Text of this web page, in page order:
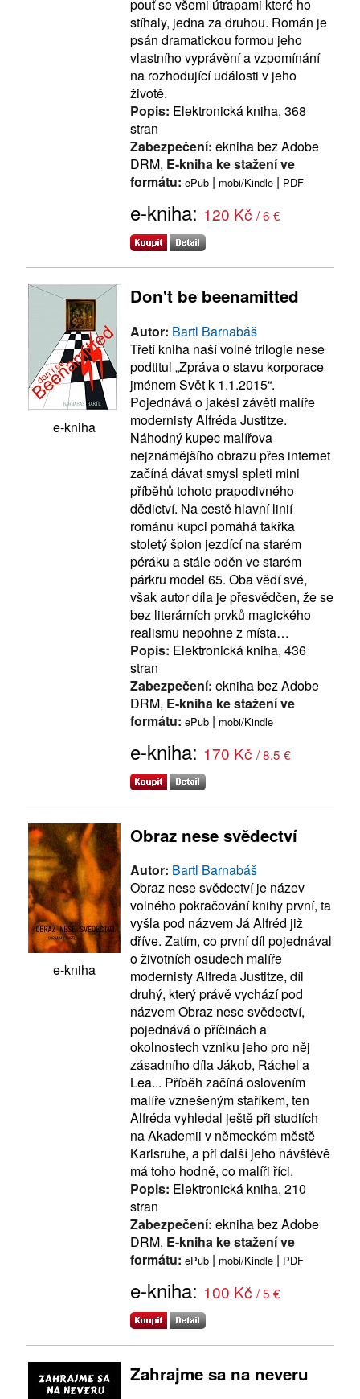
pouť se všemi útrapami které ho
stíhaly, jedna za druhou. Román je
psán dramatickou formou jeho
vlastního vyprávění a vzpomínání
na rozhodující události v jeho
životě.
Popis: Elektronická kniha, 368
stran
Zabezpečení: ekniha bez Adobe
DRM, E-kniha ke stažení ve
formátu: ePub | mobi/Kindle | PDF
e-kniha: 120 Kč / 6 €
e-kniha
Don't be beenamitted
Autor: Bartl Barnabáš
Třetí kniha naší volné trilogie nese
podtitul „Zpráva o stavu korporace
jménem Svět k 1.1.2015“.
Pojednává o jakési závěti malíře
modernisty Alfréda Justitze.
Náhodný kupec malířova
nejznámějšího obrazu přes internet
začíná dávat smysl spleti mini
příběhů tohoto prapodivného
dědictví. Na cestě hlavní linií
románu kupci pomáhá takřka
stoletý špion jezdící na starém
péráku a stále oděn ve starém
párkru model 65. Oba vědí své,
však autor díla je přesvědčen, že se
bez literárních prvků magického
realismu nepohne z místa…
Popis: Elektronická kniha, 436
stran
Zabezpečení: ekniha bez Adobe
DRM, E-kniha ke stažení ve
formátu: ePub | mobi/Kindle
e-kniha: 170 Kč / 8.5 €
e-kniha
Obraz nese svědectví
Autor: Bartl Barnabáš
Obraz nese svědectví je název
volného pokračování knihy první, ta
vyšla pod názvem Já Alfréd již
dříve. Zatím, co první díl pojednával
o životních osudech malíře
modernisty Alfreda Justitze, díl
druhý, který právě vychází pod
názvem Obraz nese svědectví,
pojednává o příčinách a
okolnostech vzniku jeho pro něj
zásadního díla Jákob, Ráchel a
Lea... Příběh začíná oslovením
malíře vznešeným staříkem, ten
Alfréda vyhledal ještě při studiích
na Akademii v německém městě
Karlsruhe, a při další jeho návštěvě
má toho hodně, co malíři říci.
Popis: Elektronická kniha, 210
stran
Zabezpečení: ekniha bez Adobe
DRM, E-kniha ke stažení ve
formátu: ePub | mobi/Kindle | PDF
e-kniha: 100 Kč / 5 €
Zahrajme sa na neveru